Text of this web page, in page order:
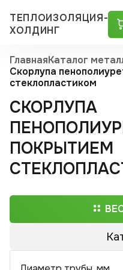
ТЕПЛОИЗОЛЯЦИЯ-
ХОЛДИНГ
ГлавнаяКаталог
Скорлупа
стеклопластиком
СКОРЛУПА
ПОКРЫТИЕМ